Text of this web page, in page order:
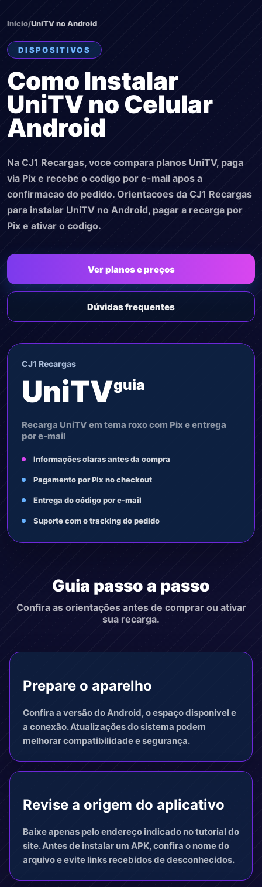
Início/UniTV no Android
DISPOSITIVOS
Como Instalar
UniTV no Celular
Android
Na CJ1 Recargas, voce compara planos UniTV, paga
via Pix e recebe o codigo por e-mail apos a
confirmacao do pedido. Orientacoes da CJ1 Recargas
para instalar UniTV no Android, pagar a recarga por
Pix e ativar o codigo.
Ver planos e preços
Dúvidas frequentes
CJ1 Recargas
UniTVguia
Recarga UniTV em tema roxo com Pix e entrega
por e-mail
Informações claras antes da compra
Pagamento por Pix no checkout
Entrega do código por e-mail
Suporte com o tracking do pedido
Guia passo a passo
Confira as orientações antes de comprar ou ativar
sua recarga.
Prepare o aparelho
Confira a versão do Android, o espaço disponível e
a conexão. Atualizações do sistema podem
melhorar compatibilidade e segurança.
Revise a origem do aplicativo
Baixe apenas pelo endereço indicado no tutorial do
site. Antes de instalar um APK, confira o nome do
arquivo e evite links recebidos de desconhecidos.